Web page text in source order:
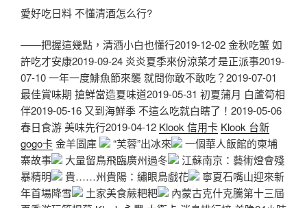
愛好吃日料 不懂清酒怎么行?
——把握這幾點，清酒小白也懂行2019-12-02 金秋吃蟹 如
許吃才安康2019-09-24 炎炎夏季來份涼菜才是正派事2019-
07-10 一年一度鯡魚節來襲 就問你敢不敢吃？2019-07-01
最佳賞味期 搶鮮當造夏味道2019-05-31 初夏蒲月 白蘆筍相
伴2019-05-16 又到海鮮季 不這么吃就白瞎了！2019-05-06
春日食游 美味先行2019-04-12 Klook 信用卡 Klook 台新
gogo卡金羊圖庫 “芙蓉”出冰來
一個華人飯館的柬埔
寨故事
大量留鳥飛臨廣州過冬
江蘇南京：藝術燈會殘
暴精明
貴……州貴陽：繡眼鳥戲花
寧夏石嘴山迎來新
年首場降雪
土家美食蕨粑粑
內蒙古克什克騰第十三屆